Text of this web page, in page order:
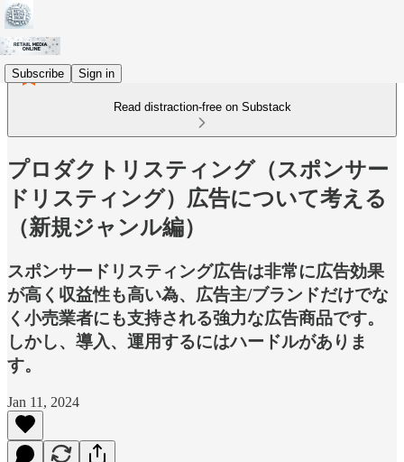
Subscribe Sign in
Read distraction-free on Substack
プロダクトリスティング（スポンサー
ドリスティング）広告について考える
（新規ジャンル編）
スポンサードリスティング広告は非常に広告効果
が高く収益性も高い為、広告主/ブランドだけでな
く小売業者にも支持される強力な広告商品です。
しかし、導入、運用するにはハードルがありま
す。
Jan 11, 2024